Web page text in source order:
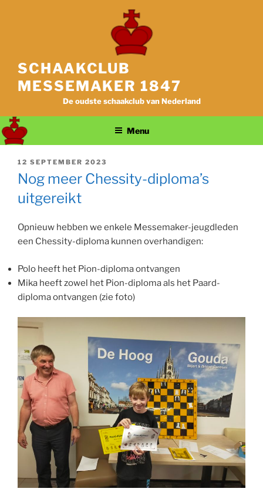
SCHAAKCLUB
MESSEMAKER 1847
De oudste schaakclub van Nederland
Menu
GEPLAATST
OP
12 SEPTEMBER 2023
Nog meer Chessity-diploma’s
uitgereikt
Opnieuw hebben we enkele Messemaker-jeugdleden
een Chessity-diploma kunnen overhandigen:
Polo heeft het Pion-diploma ontvangen
Mika heeft zowel het Pion-diploma als het Paard-
diploma ontvangen (zie foto)